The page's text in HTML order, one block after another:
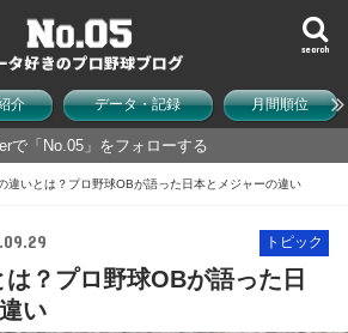
search
介 データ・記録 月間順位
で「No.05」をフォローする
違いとは？プロ野球OBが語った日本とメジャーの違い
トピック
？プロ野球OBが語った日
い